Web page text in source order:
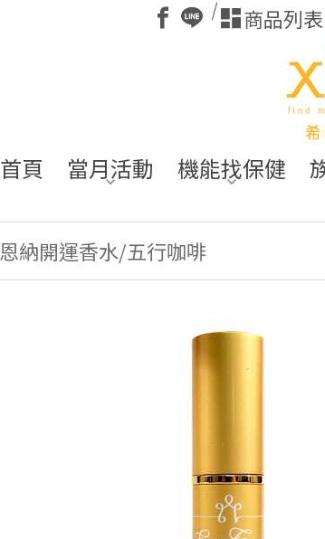
商品列表
首頁 當月活動 機能找保健
恩納開運香水/五行咖啡